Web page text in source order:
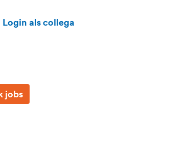
Login als collega